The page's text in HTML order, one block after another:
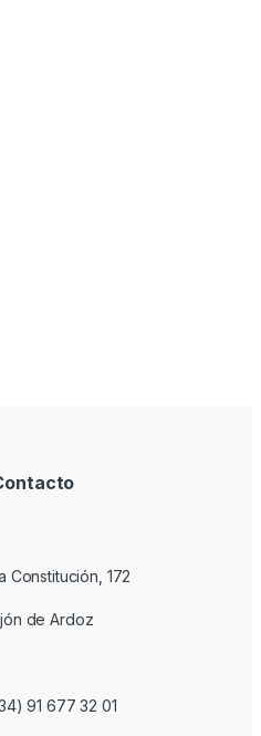
Constitución, 172
de Ardoz
91 677 32 01